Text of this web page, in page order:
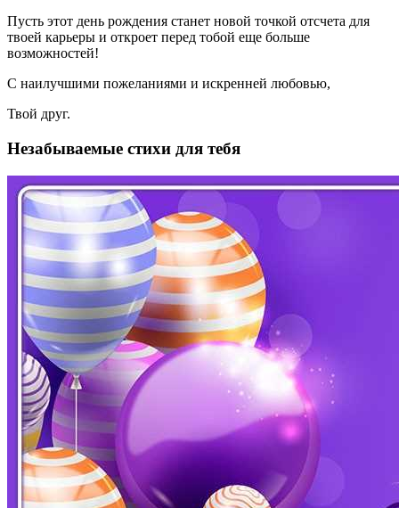
Пусть этот день рождения станет новой точкой отсчета для
твоей карьеры и откроет перед тобой еще больше
возможностей!
С наилучшими пожеланиями и искренней любовью,
Твой друг.
Незабываемые стихи для тебя